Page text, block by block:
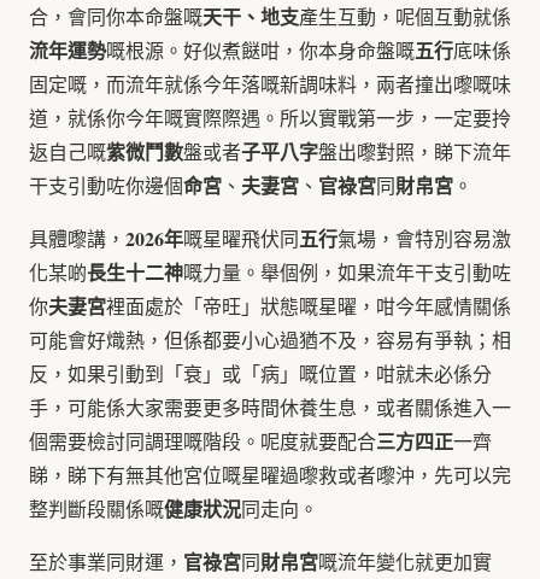
合，會同你本命盤嘅天干、地支產生互動，呢個互動就係
流年運勢嘅根源。好似煮餸咁，你本身命盤嘅五行底味係
固定嘅，而流年就係今年落嘅新調味料，兩者撞出嚟嘅味
道，就係你今年嘅實際際遇。所以實戰第一步，一定要拎
返自己嘅紫微鬥數盤或者子平八字盤出嚟對照，睇下流年
干支引動咗你邊個命宮 、 夫妻宮 、 官祿宮同財帛宮 。
具體嚟講， 2026年嘅星曜飛伏同五行氣場，會特別容易激
化某啲長生十二神嘅力量。舉個例，如果流年干支引動咗
你夫妻宮裡面處於「帝旺」狀態嘅星曜，咁今年感情關係
可能會好熾熱，但係都要小心過猶不及，容易有爭執；相
反，如果引動到「衰」或「病」嘅位置，咁就未必係分
手，可能係大家需要更多時間休養生息，或者關係進入一
個需要檢討同調理嘅階段。呢度就要配合三方四正一齊
睇，睇下有無其他宮位嘅星曜過嚟救或者嚟沖，先可以完
整判斷段關係嘅健康狀況同走向。
至於事業同財運， 官祿宮同財帛宮嘅流年變化就更加實